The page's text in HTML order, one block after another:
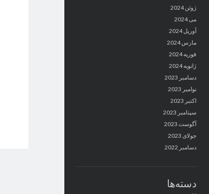
ژوئن 2024
می 2024
آوریل 2024
مارس 2024
فوریه 2024
ژانویه 2024
دسامبر 2023
نوامبر 2023
اکتبر 2023
سپتامبر 2023
آگوست 2023
جولای 2023
دسامبر 2022
دسته‌ها